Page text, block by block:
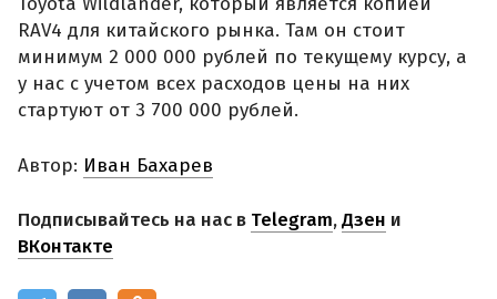
RAV4 для китайского рынка. Там он стоит
минимум 2 000 000 рублей по текущему курсу, а
у нас с учетом всех расходов цены на них
стартуют от 3 700 000 рублей.
Автор: Иван Бахарев
Подписывайтесь на нас в Telegram,Дзен и
ВКонтакте